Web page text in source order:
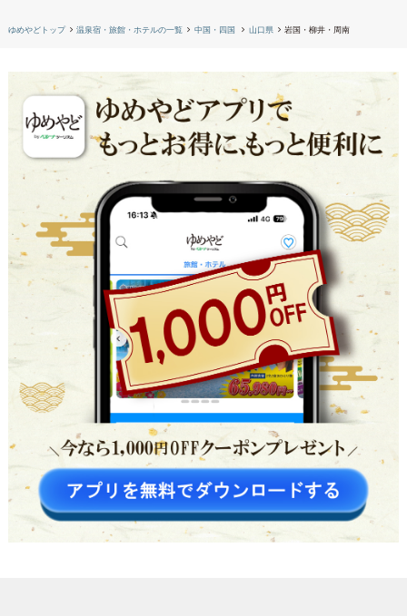
ゆめやどトップ 温泉宿・旅館・ホテルの一覧 中国・四国 山口県 岩国・柳井・周南